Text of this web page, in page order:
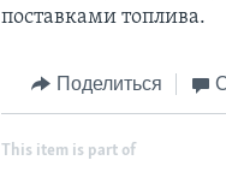
поставками топлива.
Поделиться
This item is part of